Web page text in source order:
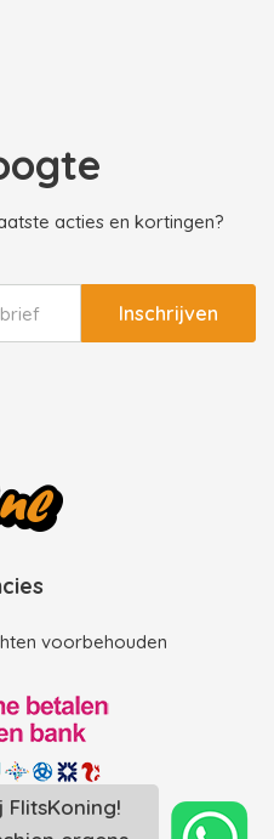
FlitsKoning!
acties en kortingen?
Inschrijven
voorbehouden
photobooths